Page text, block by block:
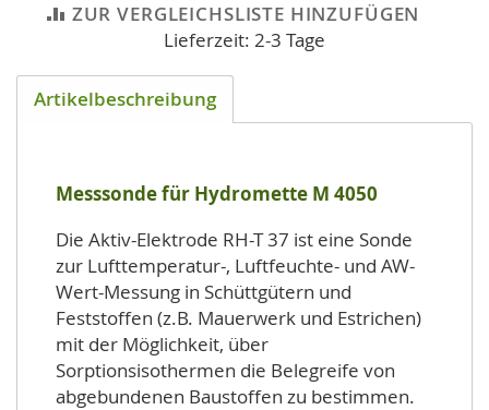
ZUR VERGLEICHSLISTE HINZUFÜGEN
Lieferzeit: 2-3 Tage
Artikelbeschreibung
Messsonde für Hydromette M 4050
Die Aktiv-Elektrode RH-T 37 ist eine Sonde
zur Lufttemperatur-, Luftfeuchte- und AW-
Wert-Messung in Schüttgütern und
Feststoffen (z.B. Mauerwerk und Estrichen)
mit der Möglichkeit, über
Sorptionsisothermen die Belegreife von
abgebundenen Baustoffen zu bestimmen.